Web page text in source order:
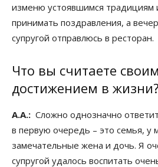
изменю устоявшимся традициям
принимать поздравления, а
супругой отправлюсь в ресторан.
Что вы считаете
достижением в жизни?
А.А.: Сложно однозначно
в первую очередь – это семья, у
замечательные жена и дочь. Я
супругой удалось воспитать